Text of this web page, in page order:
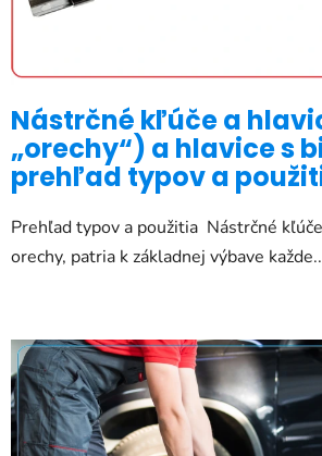
v
Nástrčné kľúče a
„orechy“) a hlavice s
prehľad typov a
Prehľad typov a použitia Nástrčné
orechy, patria k základnej výbave